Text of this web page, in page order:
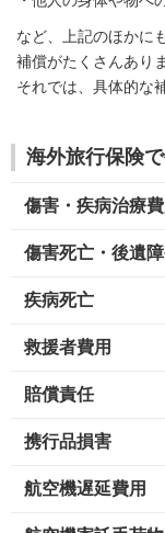
など、上記のほかに
補償がたくさんあり
それでは、具体的な
海外旅行保険
傷害・疾病治療費
傷害死亡・後遺
疾病死亡
救援者費用
賠償責任
携行品損害
航空機遅延費用